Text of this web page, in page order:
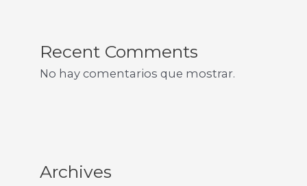
Recent Comments
No hay comentarios que mostrar.
Archives